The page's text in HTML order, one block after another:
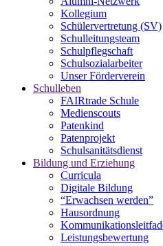
Kollegium
Schülervertretung (SV)
Schulleitungsteam
Schulpflegschaft
Schulsozialarbeiter
Unser Förderverein
Schulleben
FAIRtrade Schule
Medienscouts
Patenkind
Patenprojekt
Schulsanitätsdienst
Bildung und Erziehung
Curricula
Digitale Bildung
“Erwachsen werden”
Hausordnung
Leistungsbewertung